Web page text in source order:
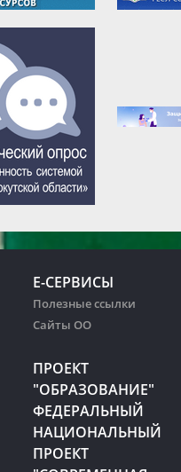
Е-СЕРВИСЫ
Полезные ссылки
Сайты ОО
ПРОЕКТ
"ОБРАЗОВАНИЕ"
ФЕДЕРАЛЬНЫЙ
НАЦИОНАЛЬНЫЙ
ПРОЕКТ